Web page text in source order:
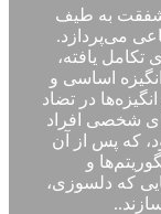
به طیف
یافته،
اساسی و
در تضاد
افراد
پس از آن
و
دلسوزی،
.